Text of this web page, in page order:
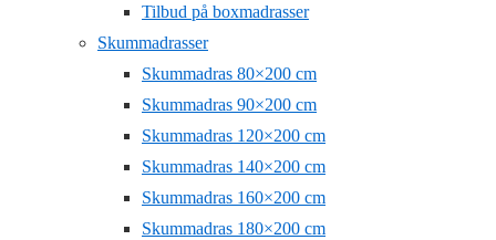
Tilbud på boxmadrasser
Skummadrasser
Skummadras 80×200 cm
Skummadras 90×200 cm
Skummadras 120×200 cm
Skummadras 140×200 cm
Skummadras 160×200 cm
Skummadras 180×200 cm